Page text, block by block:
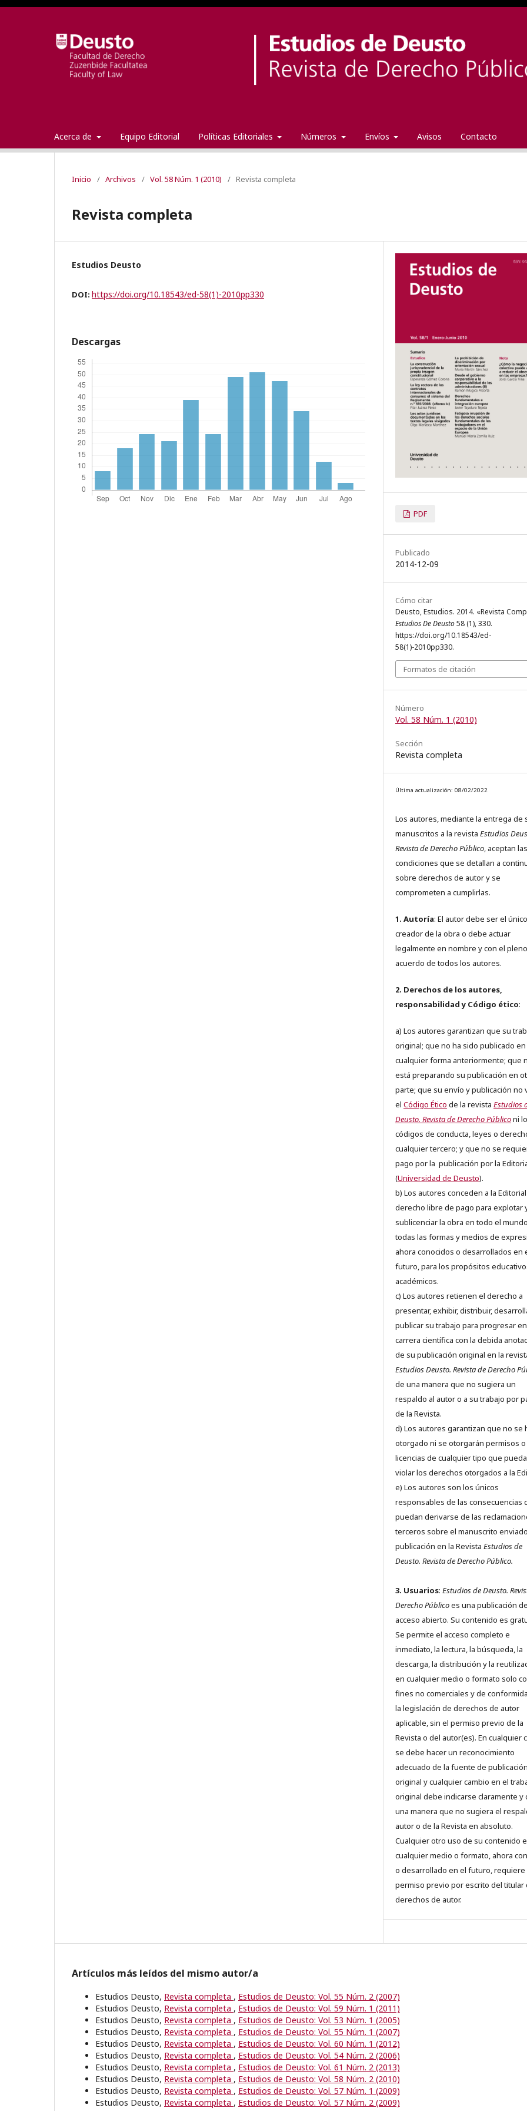
Acerca de Equipo Editorial Políticas Editoriales Números Envíos Avisos Contacto
Inicio / Archivos / Vol. 58 Núm. 1 (2010) / Revista completa
Revista completa
Estudios Deusto
DOI: https://doi.org/10.18543/ed-58(1)-2010pp330
Descargas
PDF
Publicado
2014-12-09
Cómo citar
Deusto, Estudios. 2014. «Revista
Estudios De Deusto58 (1), 330.
https://doi.org/10.18543/ed-
58(1)-2010pp330.
Formatos de citación
Número
Vol. 58 Núm. 1 (2010)
Sección
Revista completa
Última actualización: 08/02/2022
Los autores, mediante la entrega de
manuscritos a la revista Estudios
Revista de Derecho Público, aceptan las
condiciones que se detallan a
sobre derechos de autor y se
comprometen a cumplirlas.
1. Autoría: El autor debe ser el único
creador de la obra o debe actuar
legalmente en nombre y con el pleno
acuerdo de todos los autores.
2. Derechos de los autores,
responsabilidad y Código ético:
a) Los autores garantizan que su
original; que no ha sido publicado en
cualquier forma anteriormente; que
está preparando su publicación en
parte; que su envío y publicación no
el Código Ético de la revista Estudios
Deusto. Revista de Derecho Públiconi
códigos de conducta, leyes o
cualquier tercero; y que no se
pago por la publicación por la
(Universidad de Deusto).
b) Los autores conceden a la
derecho libre de pago para explotar
sublicenciar la obra en todo el
todas las formas y medios de
ahora conocidos o desarrollados en
futuro, para los propósitos
académicos.
c) Los autores retienen el derecho a
presentar, exhibir, distribuir,
publicar su trabajo para progresar
carrera científica con la debida
de su publicación original en la
Estudios Deusto. Revista de Derecho
de una manera que no sugiera un
respaldo al autor o a su trabajo por
de la Revista.
d) Los autores garantizan que no se
otorgado ni se otorgarán permisos o
licencias de cualquier tipo que
violar los derechos otorgados a la
e) Los autores son los únicos
responsables de las consecuencias
puedan derivarse de las
terceros sobre el manuscrito
publicación en la Revista Estudios de
Deusto. Revista de Derecho Público.
3. Usuarios: Estudios de Deusto.
Derecho Públicoes una publicación de
acceso abierto. Su contenido es
Se permite el acceso completo e
inmediato, la lectura, la búsqueda, la
descarga, la distribución y la
en cualquier medio o formato solo
fines no comerciales y de
la legislación de derechos de autor
aplicable, sin el permiso previo de la
Revista o del autor(es). En cualquier
se debe hacer un reconocimiento
adecuado de la fuente de publicación
original y cualquier cambio en el
original debe indicarse claramente y
una manera que no sugiera el
autor o de la Revista en absoluto.
Cualquier otro uso de su contenido
cualquier medio o formato, ahora
o desarrollado en el futuro, requiere
permiso previo por escrito del titular
derechos de autor.
Artículos más leídos del mismo autor/a
Estudios Deusto, Revista completa , Estudios de Deusto: Vol. 55 Núm. 2 (2007)
Estudios Deusto, Revista completa , Estudios de Deusto: Vol. 59 Núm. 1 (2011)
Estudios Deusto, Revista completa , Estudios de Deusto: Vol. 53 Núm. 1 (2005)
Estudios Deusto, Revista completa , Estudios de Deusto: Vol. 55 Núm. 1 (2007)
Estudios Deusto, Revista completa , Estudios de Deusto: Vol. 60 Núm. 1 (2012)
Estudios Deusto, Revista completa , Estudios de Deusto: Vol. 54 Núm. 2 (2006)
Estudios Deusto, Revista completa , Estudios de Deusto: Vol. 61 Núm. 2 (2013)
Estudios Deusto, Revista completa , Estudios de Deusto: Vol. 58 Núm. 2 (2010)
Estudios Deusto, Revista completa , Estudios de Deusto: Vol. 57 Núm. 1 (2009)
Estudios Deusto, Revista completa , Estudios de Deusto: Vol. 57 Núm. 2 (2009)